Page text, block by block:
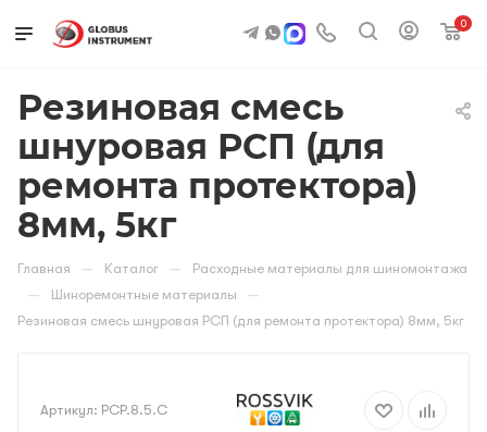
0
Резиновая смесь
шнуровая РСП (для
ремонта протектора)
8мм, 5кг
Главная — Каталог — Расходные материалы для шиномонтажа
— Шиноремонтные материалы —
Резиновая смесь шнуровая РСП (для ремонта протектора) 8мм, 5кг
Артикул: PCP.8.5.С